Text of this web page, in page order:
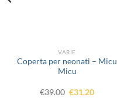
VARIE
Coperta per neonati – Micu
Micu
€39.00 Il
€31.20Il